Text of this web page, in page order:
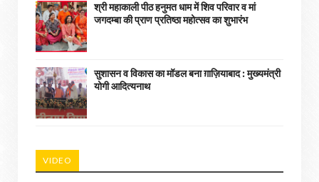
श्री महाकाली पीठ हनुमत धाम में शिव परिवार व मां
जगदम्बा की प्राण प्रतिष्ठा महोत्सव का शुभारंभ
सुशासन व विकास का मॉडल बना ग़ाज़ियाबाद : ​मुख्यमंत्री
योगी आदित्यनाथ
VIDEO